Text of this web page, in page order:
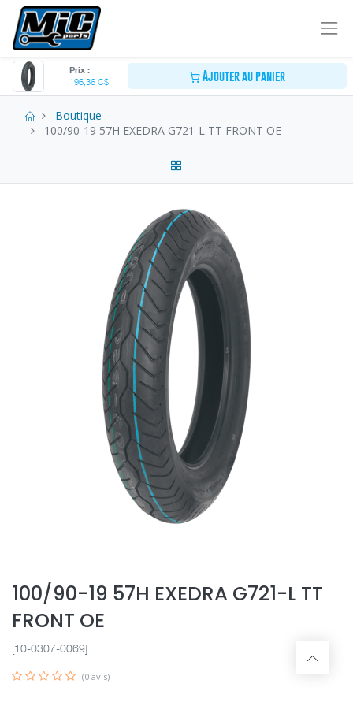
Prix :
196,36 C$ Ajouter au panier
Boutique
100/90-19 57H EXEDRA G721-L TT FRONT OE
100/90-19 57H EXEDRA G721-L TT
FRONT OE
[10-0307-0069]
(0 avis)